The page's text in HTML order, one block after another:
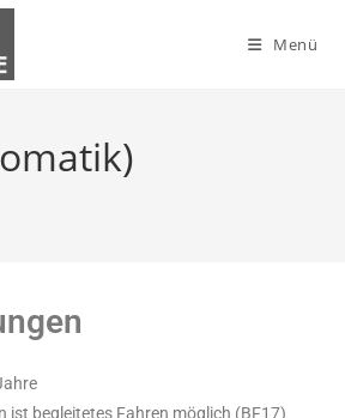
Menü
ist begleitetes Fahren möglich (BF17)